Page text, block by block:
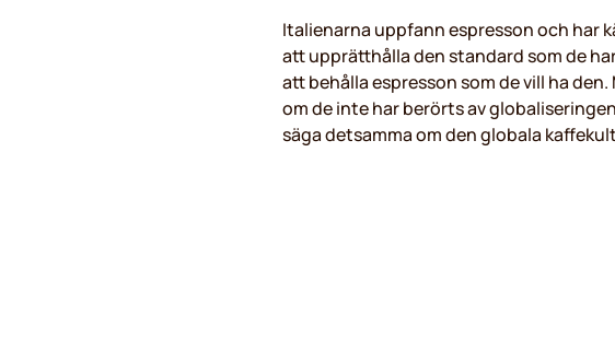
Italienarna uppfann espresson och har
att upprätthålla den standard som de
att behålla espresson som de vill ha den.
om de inte har berörts av
säga detsamma om den globala